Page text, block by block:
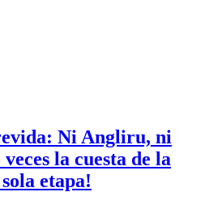
Ni Angliru, ni
la cuesta de la
etapa!